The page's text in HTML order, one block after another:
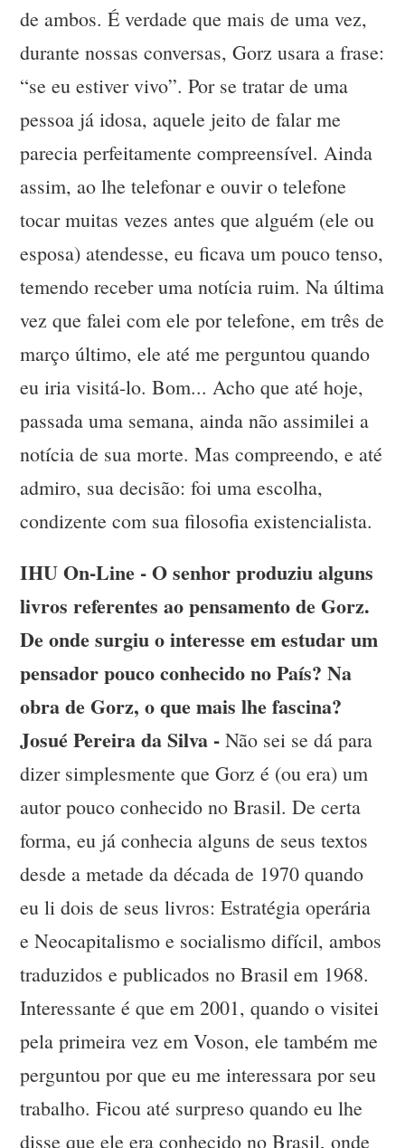
de ambos. É verdade que mais de uma vez,
durante nossas conversas, Gorz usara a frase:
“se eu estiver vivo”. Por se tratar de uma
pessoa já idosa, aquele jeito de falar me
parecia perfeitamente compreensível. Ainda
assim, ao lhe telefonar e ouvir o telefone
tocar muitas vezes antes que alguém (ele ou
esposa) atendesse, eu ficava um pouco tenso,
temendo receber uma notícia ruim. Na última
vez que falei com ele por telefone, em três de
março último, ele até me perguntou quando
eu iria visitá-lo. Bom... Acho que até hoje,
passada uma semana, ainda não assimilei a
notícia de sua morte. Mas compreendo, e até
admiro, sua decisão: foi uma escolha,
condizente com sua filosofia existencialista.
IHU On-Line - O senhor produziu alguns
livros referentes ao pensamento de Gorz.
De onde surgiu o interesse em estudar um
pensador pouco conhecido no País? Na
obra de Gorz, o que mais lhe fascina?
Josué Pereira da Silva - Não sei se dá para
dizer simplesmente que Gorz é (ou era) um
autor pouco conhecido no Brasil. De certa
forma, eu já conhecia alguns de seus textos
desde a metade da década de 1970 quando
eu li dois de seus livros: Estratégia operária
e Neocapitalismo e socialismo difícil, ambos
traduzidos e publicados no Brasil em 1968.
Interessante é que em 2001, quando o visitei
pela primeira vez em Voson, ele também me
perguntou por que eu me interessara por seu
trabalho. Ficou até surpreso quando eu lhe
disse que ele era conhecido no Brasil, onde